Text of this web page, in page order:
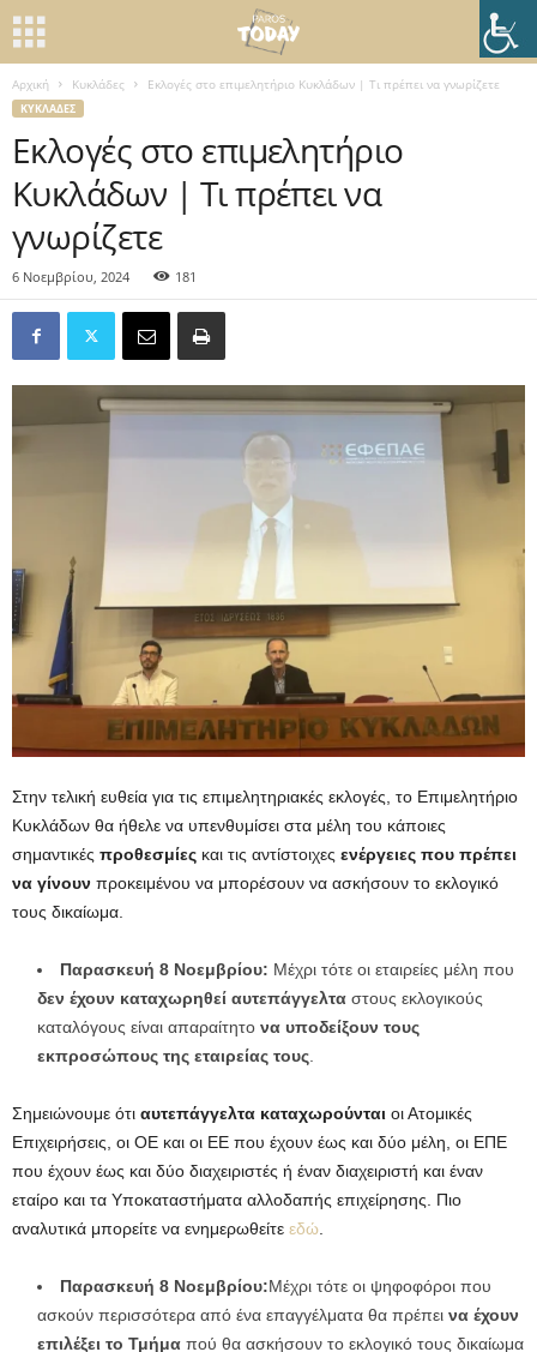
Αρχική Κυκλάδες Εκλογές στο επιμελητήριο Κυκλάδων | Τι πρέπει να γνωρίζετε
ΚΥΚΛΆΔΕΣ
Εκλογές στο επιμελητήριο
Κυκλάδων | Τι πρέπει να
γνωρίζετε
6 Νοεμβρίου, 2024 181
Στην τελική ευθεία για τις επιμελητηριακές εκλογές, το Επιμελητήριο
Κυκλάδων θα ήθελε να υπενθυμίσει στα μέλη του κάποιες
σημαντικές προθεσμίες και τις αντίστοιχες ενέργειες που πρέπει
να γίνουν προκειμένου να μπορέσουν να ασκήσουν το εκλογικό
τους δικαίωμα.
Παρασκευή 8 Νοεμβρίου: Μέχρι τότε οι εταιρείες μέλη που
δεν έχουν καταχωρηθεί αυτεπάγγελτα στους εκλογικούς
καταλόγους είναι απαραίτητο να υποδείξουν τους
εκπροσώπους της εταιρείας τους
Σημειώνουμε ότι αυτεπάγγελτα καταχωρούνται οι Ατομικές
Επιχειρήσεις, οι ΟΕ και οι ΕΕ που έχουν έως και δύο μέλη, οι ΕΠΕ
που έχουν έως και δύο διαχειριστές ή έναν διαχειριστή και έναν
εταίρο και τα Υποκαταστήματα αλλοδαπής επιχείρησης. Πιο
αναλυτικά μπορείτε να ενημερωθείτε εδώ
Παρασκευή 8 Νοεμβρίου:Μέχρι τότε οι ψηφοφόροι που
ασκούν περισσότερα από ένα επαγγέλματα θα πρέπει να έχουν
επιλέξει το Τμήμα πού θα ασκήσουν το εκλογικό τους δικαίωμα